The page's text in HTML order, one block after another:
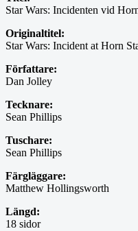
Star Wars: Incidenten vid
Originaltitel:
Star Wars: Incident at Horn
Författare:
Dan Jolley
Tecknare:
Sean Phillips
Tuschare:
Sean Phillips
Färgläggare:
Matthew Hollingsworth
Längd:
18 sidor